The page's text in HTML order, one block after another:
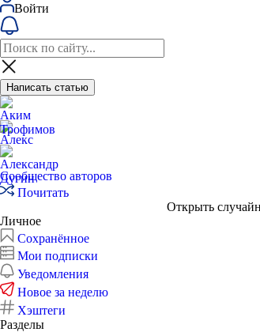
Войти
Написать статью
Сообщество авторов
Почитать
Открыть
Личное
Сохранённое
Мои подписки
Уведомления
Новое за неделю
Хэштеги
Разделы